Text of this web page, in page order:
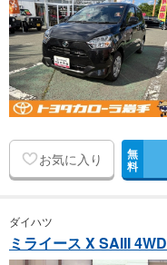
お気に入り 無
料
ダイハツ
ミライース X SAIII 4WD